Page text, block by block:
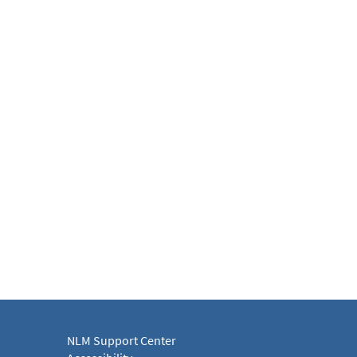
NLM Support Center